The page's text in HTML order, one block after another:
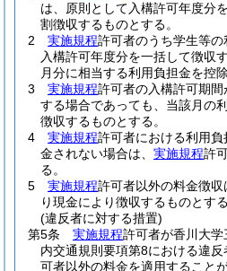
は、原則として入構許可年度分
割徴収するものとする。
2
実施規程許可者のうち学生等
入構許可年度分を一括して徴収
月分に相当する利用負担金を控
3
実施規程許可者の入構許可期
する場合であっても、当該月の
徴収するものとする。
4
実施規程許可者における利用
金されない場合は、 実施規程許
る。
5
実施規程許可者以外の料金徴
り現金により徴収するものとする
(違反者に対する措置)
第5条
実施規程許可者が香川大
内交通規則要項第8における違反
可者以外の料金を適用することが